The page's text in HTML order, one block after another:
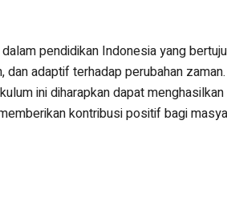
pendidikan Indonesia yang
adaptif terhadap perubahan
ini diharapkan dapat
kontribusi positif bagi